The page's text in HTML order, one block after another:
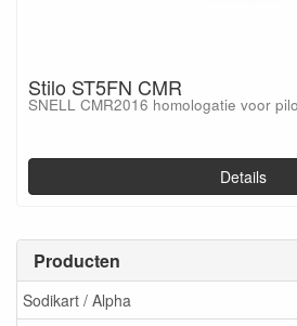
Producten
Sodikart / Alpha
Stilo ST5FN CMR
SNELL CMR2016 homologatie voor
Details